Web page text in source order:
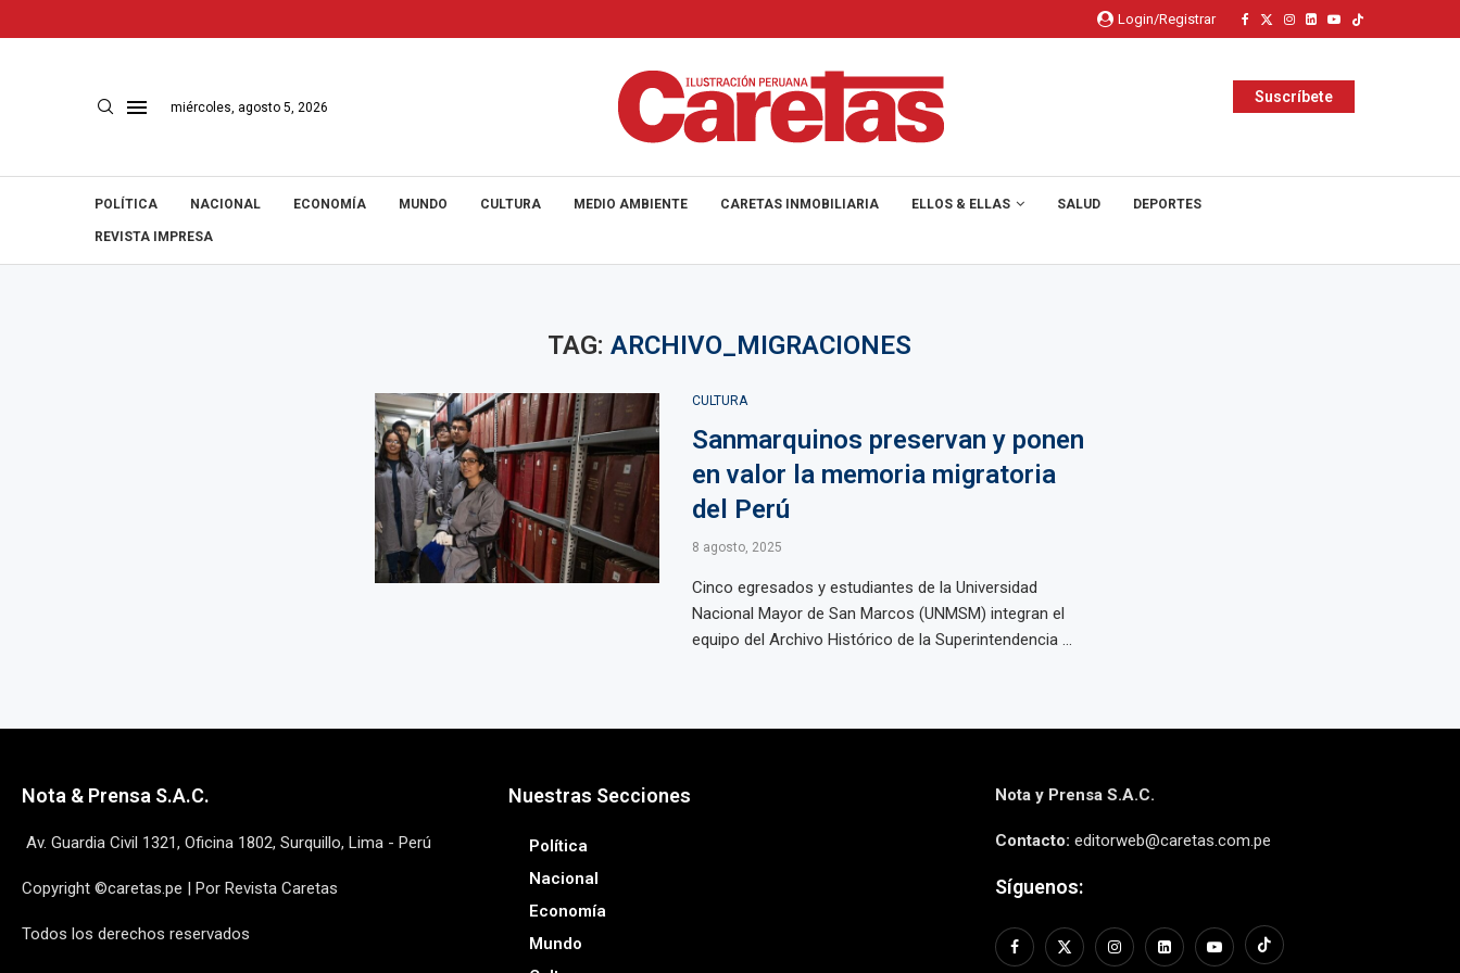
Login/Registrar
miércoles, agosto 5, 2026
Suscríbete
POLÍTICA NACIONAL ECONOMÍA MUNDO CULTURA MEDIO AMBIENTE CARETAS INMOBILIARIA ELLOS & ELLAS SALUD DEPORTES
REVISTA IMPRESA
TAG:ARCHIVO_MIGRACIONES
CULTURA
Sanmarquinos preservan y ponen
en valor la memoria migratoria
del Perú
8 agosto, 2025
Cinco egresados y estudiantes de la Universidad
Nacional Mayor de San Marcos (UNMSM) integran el
equipo del Archivo Histórico de la Superintendencia ...
Nota & Prensa S.A.C.
Av. Guardia Civil 1321, Oficina 1802, Surquillo, Lima - Perú
Copyright ©caretas.pe | Por Revista Caretas
Todos los derechos reservados
Nuestras Secciones
Política
Nacional
Economía
Mundo
Nota y Prensa S.A.C.
Contacto: editorweb@caretas.com.pe
Síguenos: